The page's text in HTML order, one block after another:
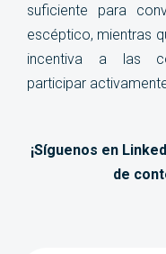
suficiente para
escéptico, mientras
incentiva a las
participar
¡Síguenos en
de